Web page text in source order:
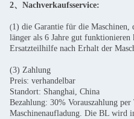
2、Nachverkaufsservice:
(1) die Garantie für die Maschinen,
länger als 6 Jahre gut
Ersatzteilhilfe nach Erhalt der
(3) Zahlung
Preis: verhandelbar
Standort: Shanghai, China
Bezahlung: 30% Vorauszahlung
Maschinenaufladung. Die BL wird